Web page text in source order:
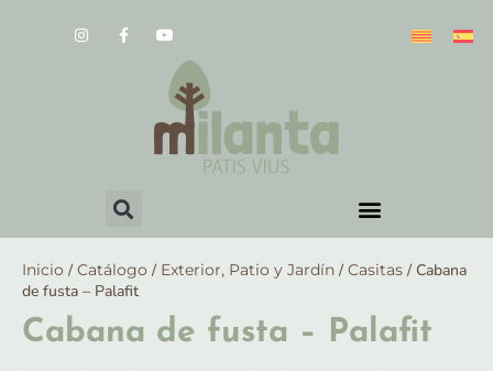
Inicio / Catálogo / Exterior, Patio y Jardín / Casitas / Cabana
de fusta – Palafit
Cabana de fusta – Palafit